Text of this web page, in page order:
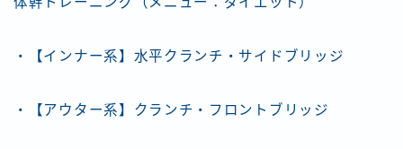
・【インナー系】水平クランチ・サイドブリッジ
・【アウター系】クランチ・フロントブリッジ